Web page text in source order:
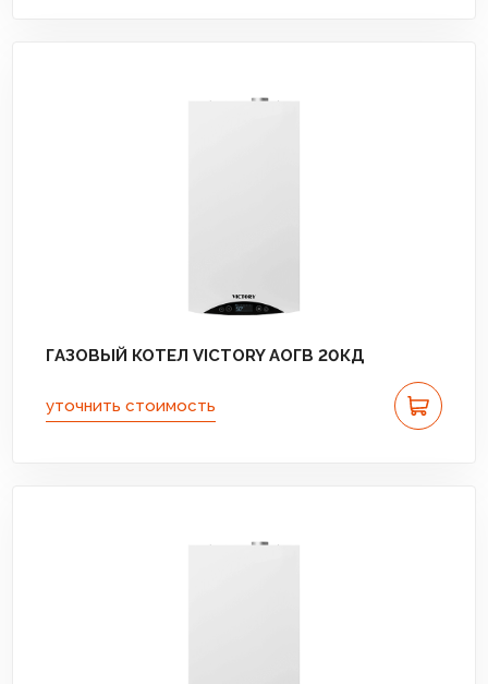
ГАЗОВЫЙ КОТЕЛ VICTORY АОГВ 20КД
уточнить стоимость